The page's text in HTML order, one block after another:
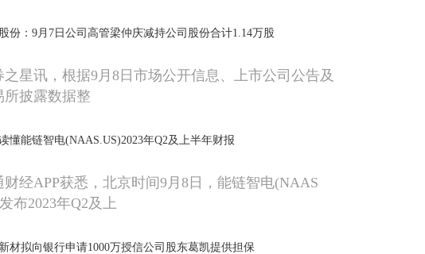
份：9月7日公司高管梁仲庆减持公司股份合计1.14万股
之星讯，根据9月8日市场公开信息、上市公司公告及
所披露数据整
懂能链智电(NAAS.US)2023年Q2及上半年财报
财经APP获悉，北京时间9月8日，能链智电(NAAS
布2023年Q2及上
材拟向银行申请1000万授信公司股东葛凯提供担保